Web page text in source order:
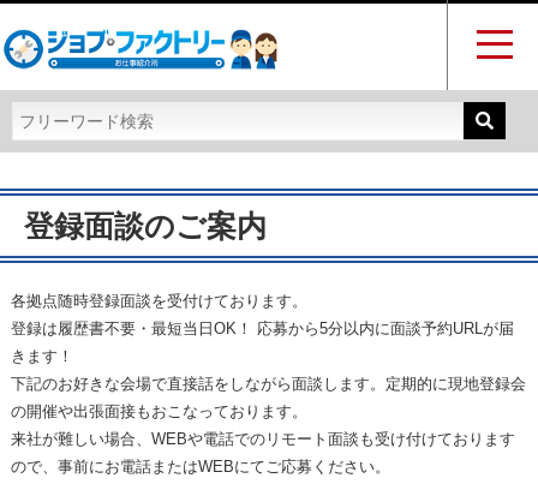
登録面談のご案内
各拠点随時登録面談を受付けております。
登録は履歴書不要・最短当日OK！ 応募から5分以内に面談予約URLが届
きます！
下記のお好きな会場で直接話をしながら面談します。 定期的に現地登録会
の開催や出張面接もおこなっております。
来社が難しい場合、WEBや電話でのリモート面談も受け付けております
ので、事前にお電話またはWEBにてご応募ください。